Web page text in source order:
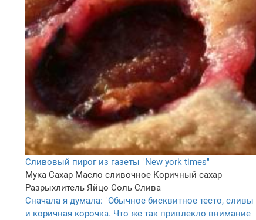
Сливовый пирог из газеты "New york times"
Мука Сахар Масло сливочное Коричный сахар
Разрыхлитель Яйцо Соль Слива
Сначала я думала: "Обычное бисквитное тесто, сливы
и коричная корочка. Что же так привлекло внимание